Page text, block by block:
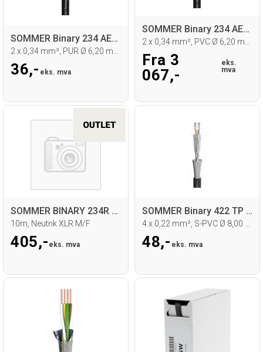
SOMMER Binary 234 AES/EBU MKII DMX-kabel
36,- eks. mva
SOMMER Binary 234 AES/EBU MKII DMX-kabel
Fra 3
067,-
eks.
mva
SOMMER BINARY 234R AES/EBU Kabel
10m, Neutrik XLR M/F
405,- eks. mva
SOMMER Binary 422 TP DMX512 DMX-kabel
48,- eks. mva